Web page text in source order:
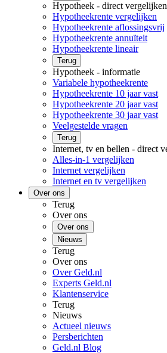
Hypotheek - direct vergelijken
Hypotheekrente vergelijken
Hypotheekrente aflossingsvrij
Hypotheekrente annuïteit
Hypotheekrente lineair
Terug
Hypotheek - informatie
Variabele hypotheekrente
Hypotheekrente 10 jaar vast
Hypotheekrente 20 jaar vast
Hypotheekrente 30 jaar vast
Veelgestelde vragen
Terug
Internet, tv en bellen - direct
Alles-in-1 vergelijken
Internet vergelijken
Internet en tv vergelijken
Over ons
Terug
Over ons
Over ons
Nieuws
Terug
Over ons
Over Geld.nl
Experts Geld.nl
Klantenservice
Terug
Nieuws
Actueel nieuws
Persberichten
Geld.nl Blog